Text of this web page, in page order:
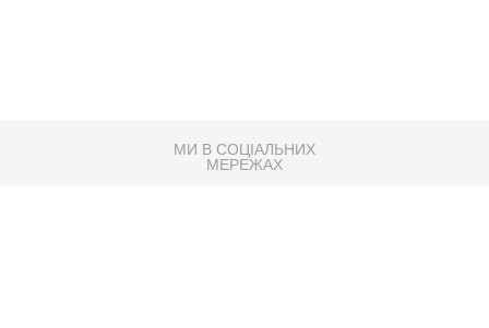
МИ В СОЦІАЛЬНИХ
МЕРЕЖАХ